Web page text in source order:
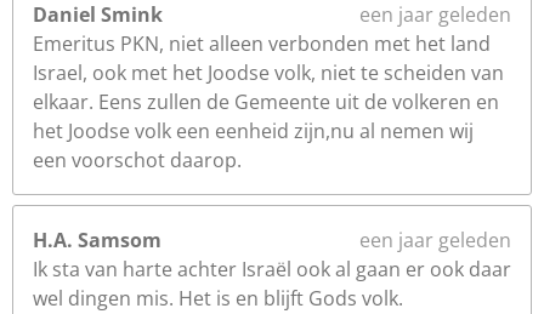
Daniel Smink
een jaar geleden
Emeritus PKN, niet alleen verbonden met het land
Israel, ook met het Joodse volk, niet te scheiden van
elkaar. Eens zullen de Gemeente uit de volkeren en
het Joodse volk een eenheid zijn,nu al nemen wij
een voorschot daarop.
H.A. Samsom
een jaar geleden
Ik sta van harte achter Israël ook al gaan er ook daar
wel dingen mis. Het is en blijft Gods volk.